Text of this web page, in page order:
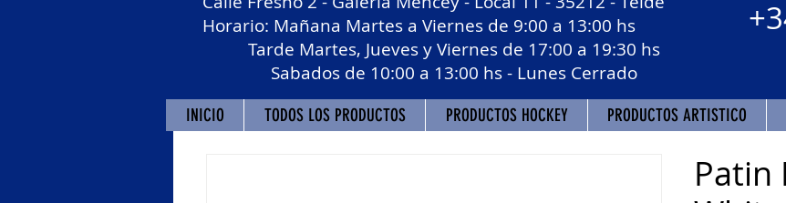
Horario: Mañana Martes a Viernes de 9:00 a 13:00 hs
Tarde Martes, Jueves y Viernes de 17:00 a 19:30 hs
Sabados de 10:00 a 13:00 hs - Lunes Cerrado
INICIO TODOS LOS PRODUCTOS PRODUCTOS HOCKEY PRODUCTOS ARTISTICO
Patin